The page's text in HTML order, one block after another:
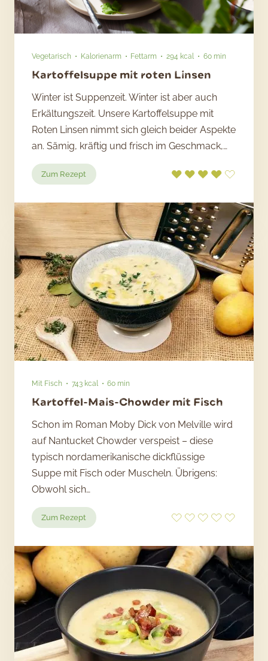
Vegetarisch Kalorienarm Fettarm 294 kcal 60 min
Kartoffelsuppe mit roten Linsen
Winter ist Suppenzeit. Winter ist aber auch
Erkältungszeit. Unsere Kartoffelsuppe mit
Roten Linsen nimmt sich gleich beider Aspekte
an. Sämig, kräftig und frisch im Geschmack,…
Zum Rezept
Kartoffelsuppe
roten
Linsen
Mit Fisch 743 kcal 60 min
Kartoffel-Mais-Chowder mit Fisch
Schon im Roman Moby Dick von Melville wird
auf Nantucket Chowder verspeist – diese
typisch nordamerikanische dickflüssige
Suppe mit Fisch oder Muscheln. Übrigens:
Obwohl sich…
Zum Rezept
Kartoffel-
Chowder
mit